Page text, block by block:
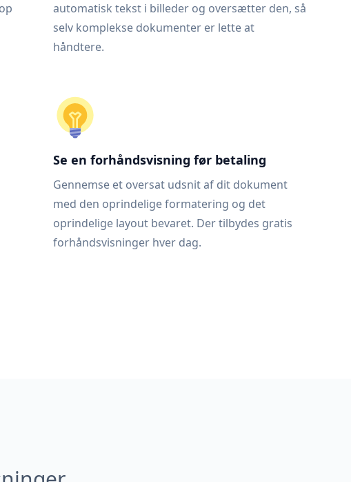
automatisk tekst i billeder og oversætter den, så
selv komplekse dokumenter er lette at
håndtere.
Se en forhåndsvisning før betaling
Gennemse et oversat udsnit af dit dokument
med den oprindelige formatering og det
oprindelige layout bevaret. Der tilbydes gratis
forhåndsvisninger hver dag.